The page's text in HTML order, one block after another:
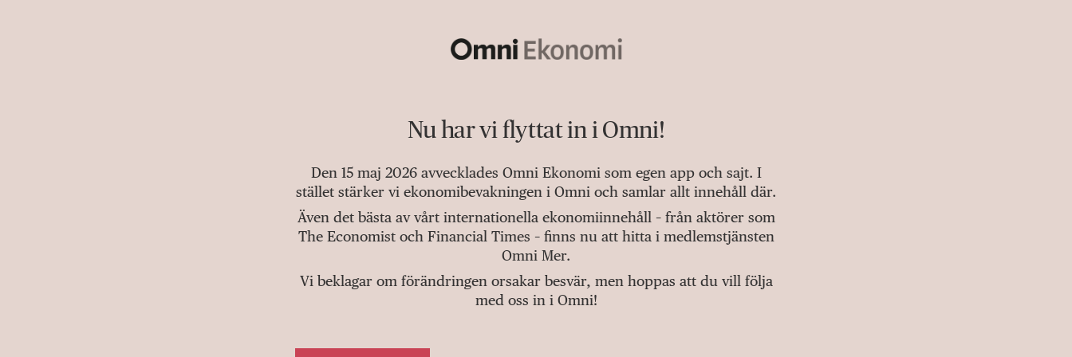
Nu har vi flyttat in i Omni!
Den 15 maj 2026 avvecklades Omni Ekonomi som egen app och sajt. I
stället stärker vi ekonomibevakningen i Omni och samlar allt innehåll där.
Även det bästa av vårt internationella ekonomiinnehåll – från aktörer som
The Economist och Financial Times – finns nu att hitta i medlemstjänsten
Omni Mer.
Vi beklagar om förändringen orsakar besvär, men hoppas att du vill följa
med oss in i Omni!